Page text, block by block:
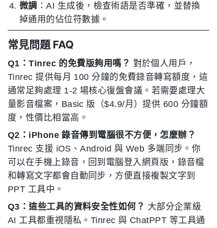
微調 ：AI 生成後，檢查術語是否準確，並替換
掉通用的佔位符數據。
常見問題 FAQ
Q1：Tinrec 的免費版夠用嗎？ 對於個人用戶，
Tinrec 提供每月 100 分鐘的免費錄音轉寫額度，這
通常足夠處理 1-2 場核心復盤會議。若需要處理大
量影音檔案，Basic 版（$4.9/月）提供 600 分鐘額
度，性價比相當高。
Q2：iPhone 錄音傳到電腦很不方便，怎麼辦？
Tinrec 支援 iOS、Android 與 Web 多端同步。你
可以在手機上錄音，回到電腦登入網頁版，錄音檔
和轉寫文字都會自動同步，方便直接複製文字到
PPT 工具中。
Q3：這些工具的資料安全性如何？ 大部分企業級
AI 工具都重視隱私。Tinrec 與 ChatPPT 等工具通